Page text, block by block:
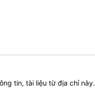
tin, tài liệu từ địa chỉ này.